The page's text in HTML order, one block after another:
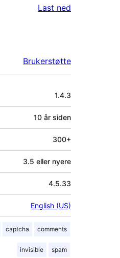
Last ned
Brukerstøtte
1.4.3
10 år siden
300+
3.5 eller nyere
4.5.33
English (US)
captcha comments
invisible spam